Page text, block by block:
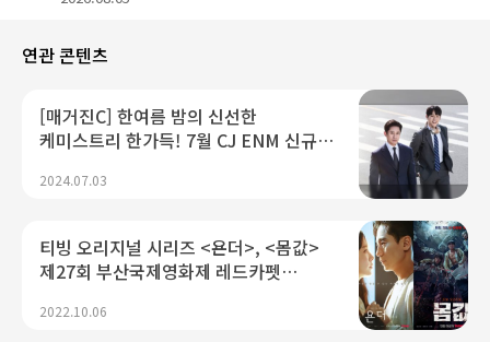
연관 콘텐츠
[매거진C] 한여름 밤의 신선한
케미스트리 한가득! 7월 CJ ENM 신규
2024.07.03
티빙 오리지널 시리즈 <욘더>, <몸값>
제27회 부산국제영화제 레드카펫
2022.10.06